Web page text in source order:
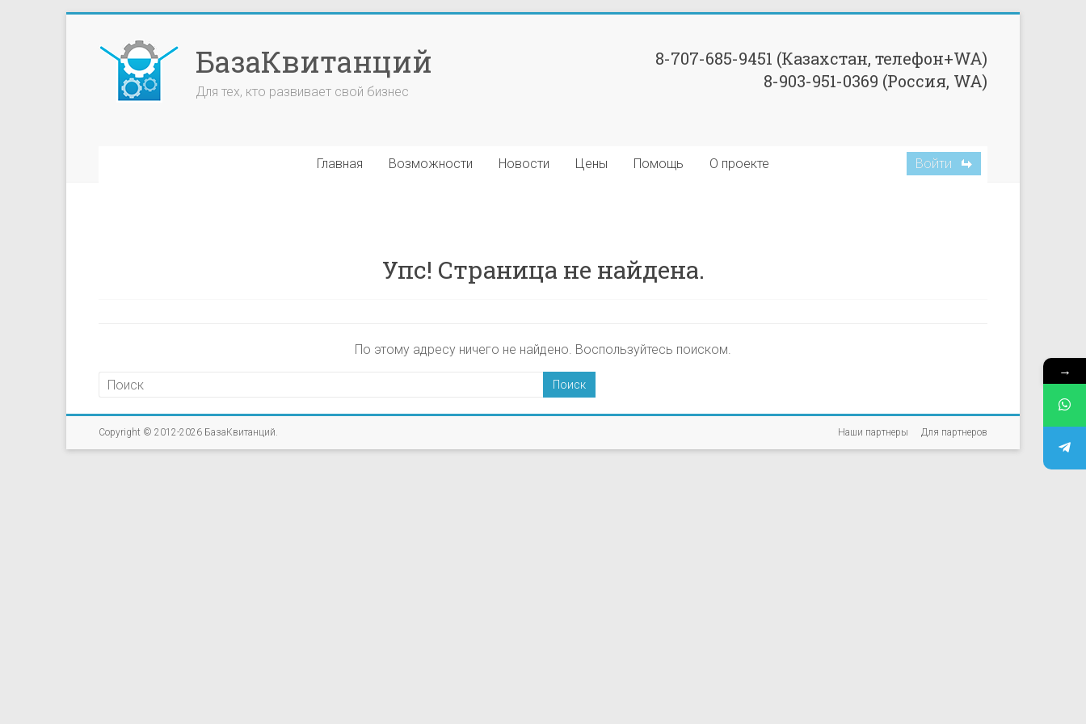
БазаКвитанций
Для тех, кто развивает свой бизнес
8-707-685-9451 (Казахстан, телефон+WA)
8-903-951-0369 (Россия, WA)
Главная Возможности Новости Цены Помощь О проекте Войти
Упс! Страница не найдена.
По этому адресу ничего не найдено. Воспользуйтесь поиском.
Copyright © 2012-2026 БазаКвитанций. Наши партнеры Для партнеров
→